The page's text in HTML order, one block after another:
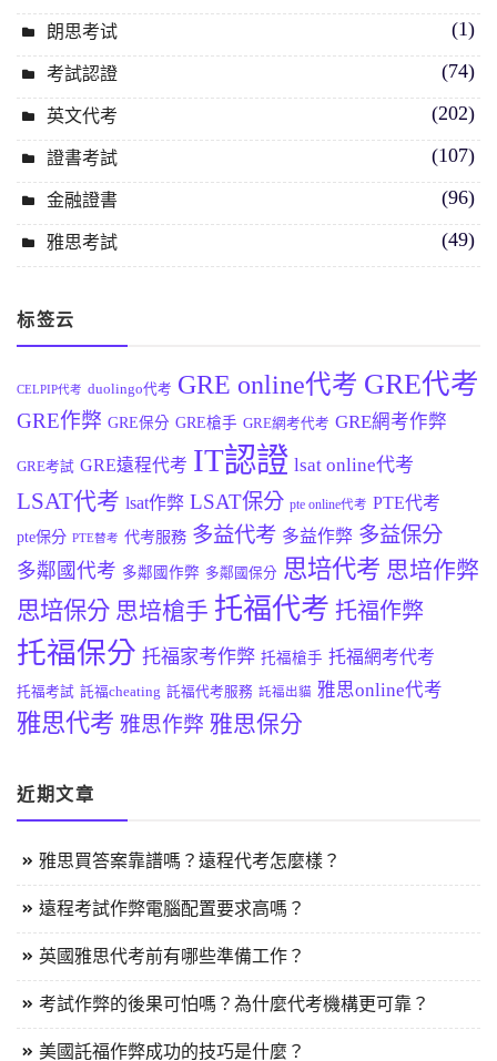
朗思考试 (1)
考試認證 (74)
英文代考 (202)
證書考試 (107)
金融證書 (96)
雅思考試 (49)
标签云
CELPIP代考 duolingo代考 GRE online代考 GRE代考
GRE作弊 GRE保分 GRE槍手 GRE網考代考 GRE網考作弊
GRE考試 GRE遠程代考 IT認證 lsat online代考
LSAT代考 lsat作弊 LSAT保分 pte online代考 PTE代考
pte保分 PTE替考 代考服務 多益代考 多益作弊 多益保分
多鄰國代考 多鄰國作弊 多鄰國保分 思培代考 思培作弊
思培保分 思培槍手 托福代考 托福作弊
托福保分 托福家考作弊 托福槍手 托福網考代考
托福考試 託福cheating 託福代考服務 託福出貓 雅思online代考
雅思代考 雅思作弊 雅思保分
近期文章
雅思買答案靠譜嗎？遠程代考怎麼樣？
遠程考試作弊電腦配置要求高嗎？
英國雅思代考前有哪些準備工作？
考試作弊的後果可怕嗎？為什麼代考機構更可靠？
美國託福作弊成功的技巧是什麼？